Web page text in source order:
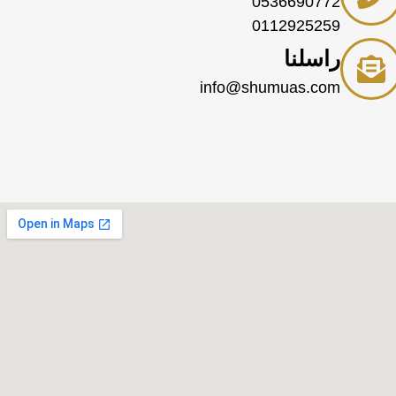
0112925259
راسلنا
info@shumuas.com